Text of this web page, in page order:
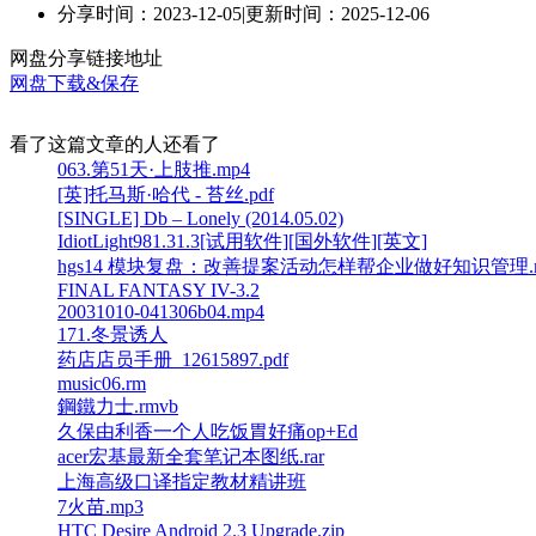
分享时间：2023-12-05|更新时间：2025-12-06
网盘分享链接地址
网盘下载&保存
看了这篇文章的人还看了
063.第51天·上肢推.mp4
[英]托马斯·哈代 - 苔丝.pdf
[SINGLE] Db – Lonely (2014.05.02)
IdiotLight981.31.3[试用软件][国外软件][英文]
hgs14 模块复盘：改善提案活动怎样帮企业做好知识管理
FINAL FANTASY IV-3.2
20031010-041306b04.mp4
171.冬景诱人
药店店员手册_12615897.pdf
music06.rm
鋼鐵力士.rmvb
久保由利香一个人吃饭胃好痛op+Ed
acer宏基最新全套笔记本图纸.rar
上海高级口译指定教材精讲班
7火苗.mp3
HTC Desire Android 2.3 Upgrade.zip